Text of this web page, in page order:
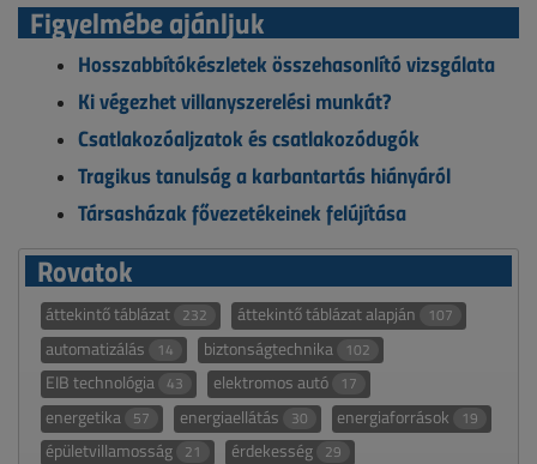
Figyelmébe ajánljuk
Hosszabbítókészletek összehasonlító vizsgálata
Ki végezhet villanyszerelési munkát?
Csatlakozóaljzatok és csatlakozódugók
Tragikus tanulság a karbantartás hiányáról
Társasházak fővezetékeinek felújítása
Rovatok
áttekintő táblázat 232 áttekintő táblázat alapján 107
automatizálás 14 biztonságtechnika 102
EIB technológia 43 elektromos autó 17
energetika 57 energiaellátás 30 energiaforrások 19
épületvillamosság 21 érdekesség 29